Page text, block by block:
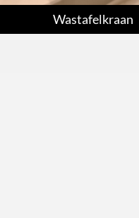
Wastafelkraan